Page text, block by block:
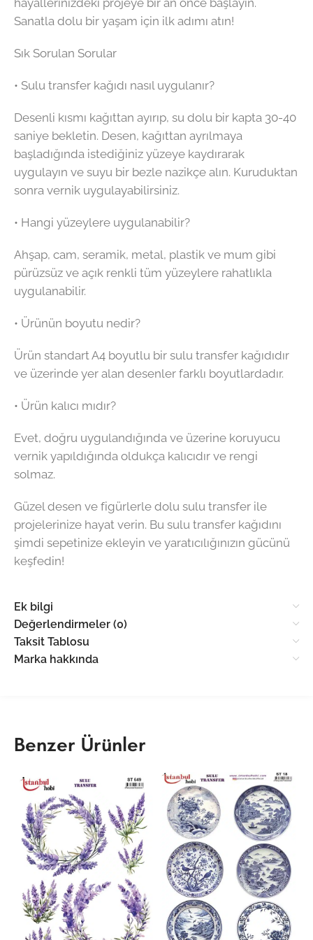
hayallerinizdeki projeye bir an önce başlayın.
Sanatla dolu bir yaşam için ilk adımı atın!
Sık Sorulan Sorular
• Sulu transfer kağıdı nasıl uygulanır?
Desenli kısmı kağıttan ayırıp, su dolu bir kapta 30-40
saniye bekletin. Desen, kağıttan ayrılmaya
başladığında istediğiniz yüzeye kaydırarak
uygulayın ve suyu bir bezle nazikçe alın. Kuruduktan
sonra vernik uygulayabilirsiniz.
• Hangi yüzeylere uygulanabilir?
Ahşap, cam, seramik, metal, plastik ve mum gibi
pürüzsüz ve açık renkli tüm yüzeylere rahatlıkla
uygulanabilir.
• Ürünün boyutu nedir?
Ürün standart A4 boyutlu bir sulu transfer kağıdıdır
ve üzerinde yer alan desenler farklı boyutlardadır.
• Ürün kalıcı mıdır?
Evet, doğru uygulandığında ve üzerine koruyucu
vernik yapıldığında oldukça kalıcıdır ve rengi
solmaz.
Güzel desen ve figürlerle dolu sulu transfer ile
projelerinize hayat verin. Bu sulu transfer kağıdını
şimdi sepetinize ekleyin ve yaratıcılığınızın gücünü
keşfedin!
Ek bilgi
Değerlendirmeler (0)
Taksit Tablosu
Marka hakkında
Benzer Ürünler